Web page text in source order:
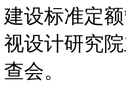
建设标准定
视设计研究
查会。